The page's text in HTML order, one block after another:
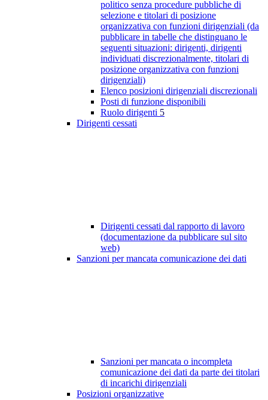
politico senza procedure pubbliche di
selezione e titolari di posizione
organizzativa con funzioni dirigenziali (da
pubblicare in tabelle che distinguano le
seguenti situazioni: dirigenti, dirigenti
individuati discrezionalmente, titolari di
posizione organizzativa con funzioni
dirigenziali)
Elenco posizioni dirigenziali discrezionali
Posti di funzione disponibili
Ruolo dirigenti 5
Dirigenti cessati
Dirigenti cessati dal rapporto di lavoro
(documentazione da pubblicare sul sito
web)
Sanzioni per mancata comunicazione dei dati
Sanzioni per mancata o incompleta
comunicazione dei dati da parte dei titolari
di incarichi dirigenziali
Posizioni organizzative